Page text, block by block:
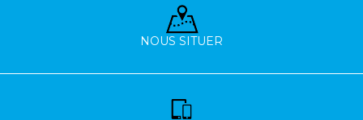
NOUS SITUER